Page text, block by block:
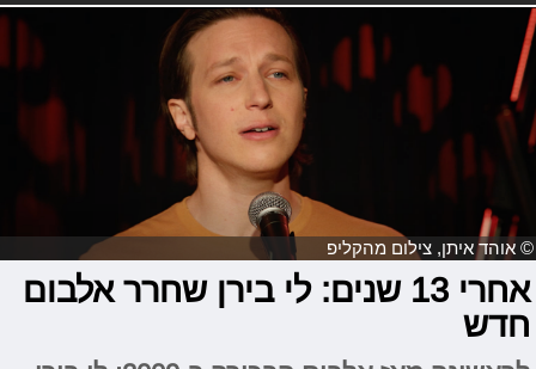
© אוהד איתן, צילום מהקליפ
אחרי 13 שנים: לי בירן שחרר אלבום
חדש